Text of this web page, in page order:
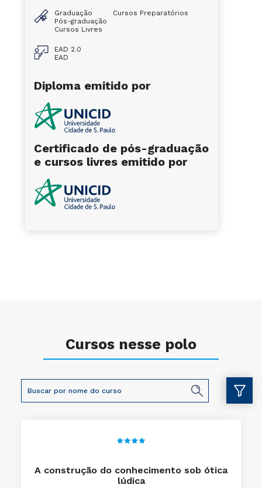
Graduação
Pós-graduação
Cursos Livres
Cursos Preparatórios
EAD 2.0
EAD
Diploma emitido por
Certificado de pós-graduação
e cursos livres emitido por
Cursos nesse polo
A construção do conhecimento sob ótica
lúdica